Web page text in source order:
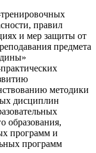
правил
и мер защиты от
предмета
методики
дисциплин
образования,
программ и
программ